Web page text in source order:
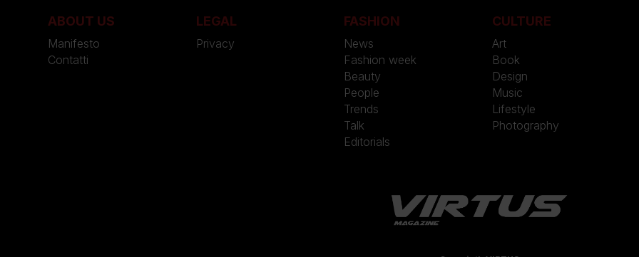
ABOUT US
Manifesto
Contatti
LEGAL
Privacy
FASHION
News
Fashion week
Beauty
People
Trends
Talk
Editorials
CULTURE
Art
Book
Design
Music
Lifestyle
Photography